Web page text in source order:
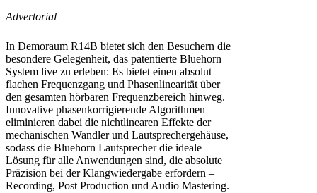
Advertorial
In Demoraum R14B bietet sich den Besuchern die
besondere Gelegenheit, das patentierte Bluehorn
System live zu erleben: Es bietet einen absolut
flachen Frequenzgang und Phasenlinearität über
den gesamten hörbaren Frequenzbereich hinweg.
Innovative phasenkorrigierende Algorithmen
eliminieren dabei die nichtlinearen Effekte der
mechanischen Wandler und Lautsprechergehäuse,
sodass die Bluehorn Lautsprecher die ideale
Lösung für alle Anwendungen sind, die absolute
Präzision bei der Klangwiedergabe erfordern –
Recording, Post Production und Audio Mastering.